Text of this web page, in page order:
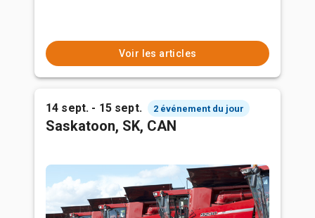
Voir les articles
14 sept. - 15 sept. 2 événement du jour
Saskatoon, SK, CAN